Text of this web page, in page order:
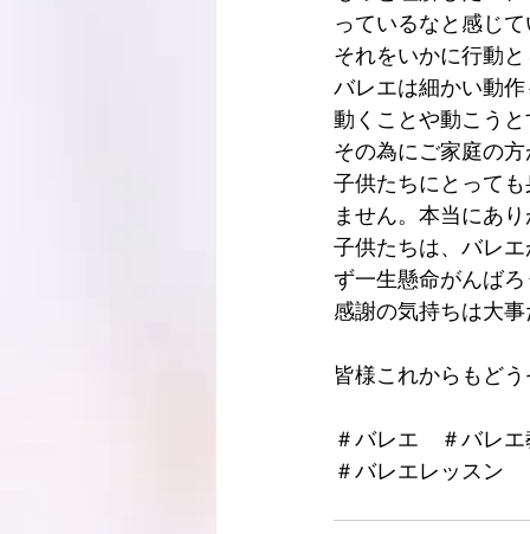
っているなと感じ
それをいかに行動
バレエは細かい動
動くことや動こう
その為にご家庭の
子供たちにとって
ません。本当にあ
子供たちは、バレ
ず一生懸命がんばろ
感謝の気持ちは大
皆様これからもど
＃バレエ　＃バレ
＃バレエレッスン